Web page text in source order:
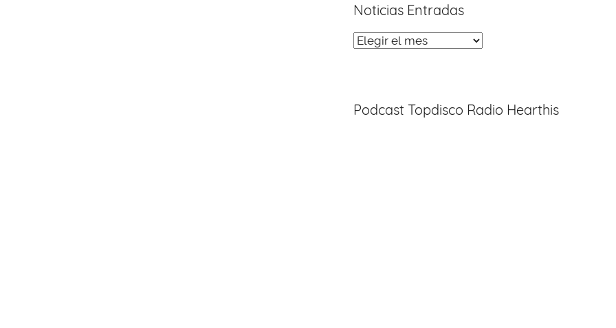
Noticias Entradas
Noticias
Podcast Topdisco Radio Hearthis